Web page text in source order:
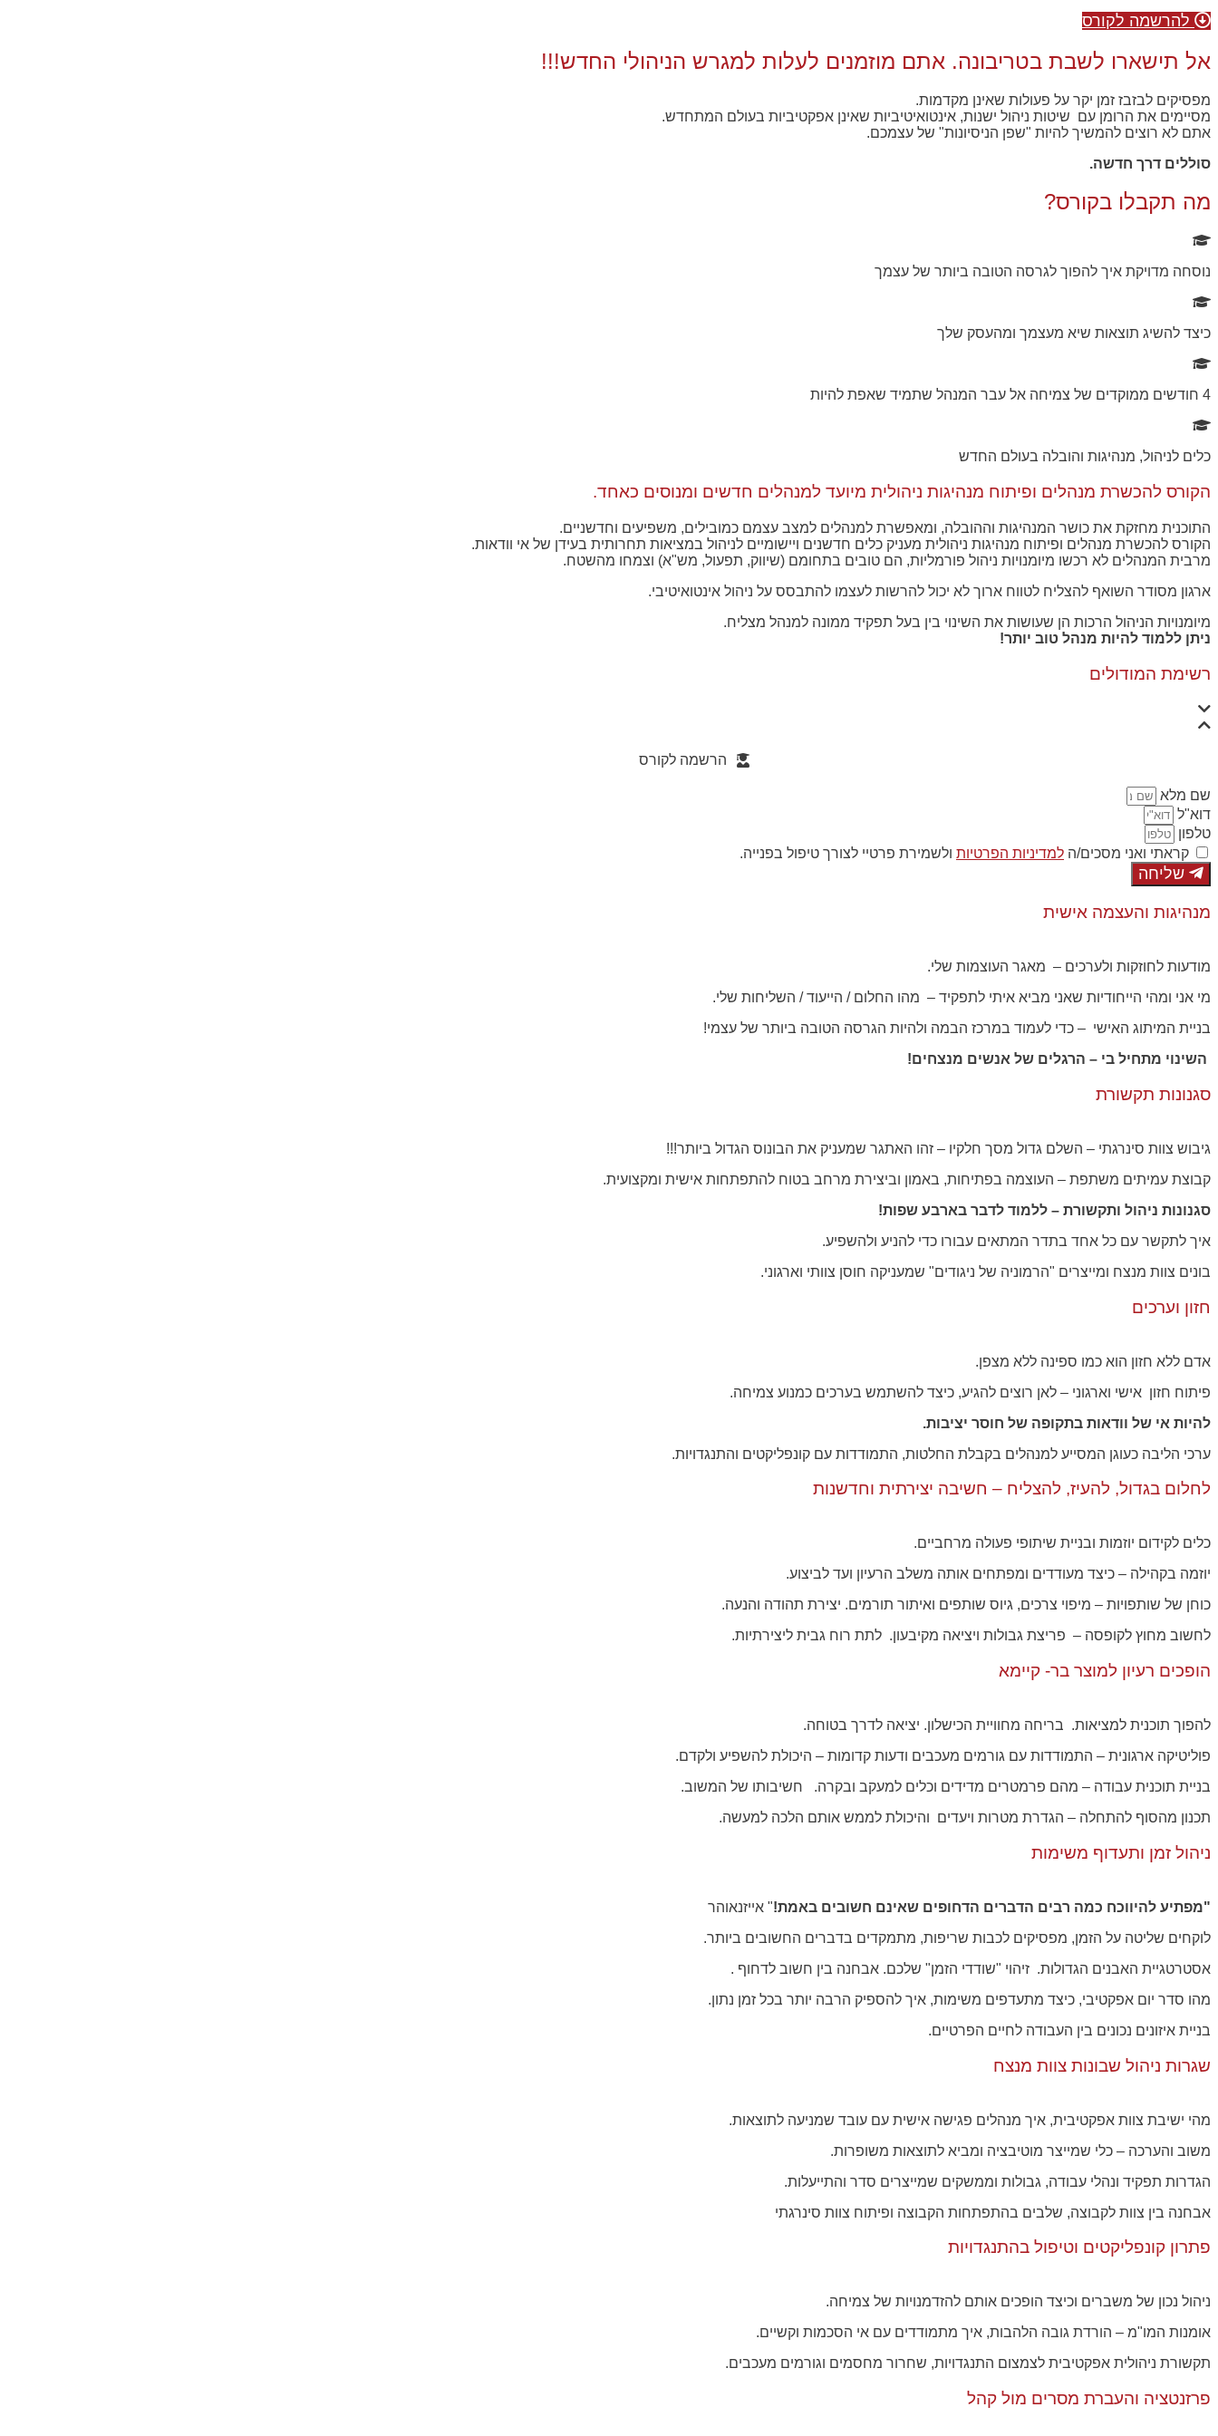
להרשמה לקורס
אל תישארו לשבת בטריבונה. אתם מוזמנים לעלות למגרש הניהולי החדש!!!
מפסיקים לבזבז זמן יקר על פעולות שאינן מקדמות.
מסיימים את הרומן עם שיטות ניהול ישנות, אינטואיטיביות שאינן אפקטיביות בעולם המתחדש.
אתם לא רוצים להמשיך להיות "שפן הניסיונות" של עצמכם.
סוללים דרך חדשה.
מה תקבלו בקורס?
נוסחה מדויקת איך להפוך לגרסה הטובה ביותר של עצמך
כיצד להשיג תוצאות שיא מעצמך ומהעסק שלך
4 חודשים ממוקדים של צמיחה אל עבר המנהל שתמיד שאפת להיות
כלים לניהול, מנהיגות והובלה בעולם החדש
הקורס להכשרת מנהלים ופיתוח מנהיגות ניהולית מיועד למנהלים חדשים ומנוסים כאחד.
התוכנית מחזקת את כושר המנהיגות וההובלה, ומאפשרת למנהלים למצב עצמם כמובילים, משפיעים וחדשניים.
הקורס להכשרת מנהלים ופיתוח מנהיגות ניהולית מעניק כלים חדשנים ויישומיים לניהול במציאות תחרותית בעידן של אי וודאות.
מרבית המנהלים לא רכשו מיומנויות ניהול פורמליות, הם טובים בתחומם (שיווק, תפעול, מש"א) וצמחו מהשטח.
ארגון מסודר השואף להצליח לטווח ארוך לא יכול להרשות לעצמו להתבסס על ניהול אינטואיטיבי.
מיומנויות הניהול הרכות הן שעושות את השינוי בין בעל תפקיד ממונה למנהל מצליח.
ניתן ללמוד להיות מנהל טוב יותר!
רשימת המודולים
הרשמה לקורס
שם מלא
דוא"ל
טלפון
קראתי ואני מסכים/ה למדיניות הפרטיות ולשמירת פרטיי לצורך טיפול בפנייה.
שליחה
מנהיגות והעצמה אישית
מודעות לחוזקות ולערכים – מאגר העוצמות שלי.
מי אני ומהי הייחודיות שאני מביא איתי לתפקיד – מהו החלום / הייעוד / השליחות שלי.
בניית המיתוג האישי – כדי לעמוד במרכז הבמה ולהיות הגרסה הטובה ביותר של עצמי!
השינוי מתחיל בי – הרגלים של אנשים מנצחים!
סגנונות תקשורת
גיבוש צוות סינרגתי – השלם גדול מסך חלקיו – זהו האתגר שמעניק את הבונוס הגדול ביותר!!!
קבוצת עמיתים משתפת – העוצמה בפתיחות, באמון וביצירת מרחב בטוח להתפתחות אישית ומקצועית.
סגנונות ניהול ותקשורת – ללמוד לדבר בארבע שפות!
איך לתקשר עם כל אחד בתדר המתאים עבורו כדי להניע ולהשפיע.
בונים צוות מנצח ומייצרים "הרמוניה של ניגודים" שמעניקה חוסן צוותי וארגוני.
חזון וערכים
אדם ללא חזון הוא כמו ספינה ללא מצפן.
פיתוח חזון אישי וארגוני – לאן רוצים להגיע, כיצד להשתמש בערכים כמנוע צמיחה.
להיות אי של וודאות בתקופה של חוסר יציבות.
ערכי הליבה כעוגן המסייע למנהלים בקבלת החלטות, התמודדות עם קונפליקטים והתנגדויות.
לחלום בגדול, להעיז, להצליח – חשיבה יצירתית וחדשנות
כלים לקידום יוזמות ובניית שיתופי פעולה מרחביים.
יוזמה בקהילה – כיצד מעודדים ומפתחים אותה משלב הרעיון ועד לביצוע.
כוחן של שותפויות – מיפוי צרכים, גיוס שותפים ואיתור תורמים. יצירת תהודה והנעה.
לחשוב מחוץ לקופסה – פריצת גבולות ויציאה מקיבעון. לתת רוח גבית ליצירתיות.
הופכים רעיון למוצר בר- קיימא
להפוך תוכנית למציאות. בריחה מחוויית הכישלון. יציאה לדרך בטוחה.
פוליטיקה ארגונית – התמודדות עם גורמים מעכבים ודעות קדומות – היכולת להשפיע ולקדם.
בניית תוכנית עבודה – מהם פרמטרים מדידים וכלים למעקב ובקרה. חשיבותו של המשוב.
תכנון מהסוף להתחלה – הגדרת מטרות ויעדים והיכולת לממש אותם הלכה למעשה.
ניהול זמן ותעדוף משימות
"מפתיע להיווכח כמה רבים הדברים הדחופים שאינם חשובים באמת!" אייזנאוהר
לוקחים שליטה על הזמן, מפסיקים לכבות שריפות, מתמקדים בדברים החשובים ביותר.
אסטרטגיית האבנים הגדולות. זיהוי "שודדי הזמן" שלכם. אבחנה בין חשוב לדחוף .
מהו סדר יום אפקטיבי, כיצד מתעדפים משימות, איך להספיק הרבה יותר בכל זמן נתון.
בניית איזונים נכונים בין העבודה לחיים הפרטיים.
שגרות ניהול שבונות צוות מנצח
מהי ישיבת צוות אפקטיבית, איך מנהלים פגישה אישית עם עובד שמניעה לתוצאות.
משוב והערכה – כלי שמייצר מוטיבציה ומביא לתוצאות משופרות.
הגדרות תפקיד ונהלי עבודה, גבולות וממשקים שמייצרים סדר והתייעלות.
אבחנה בין צוות לקבוצה, שלבים בהתפתחות הקבוצה ופיתוח צוות סינרגתי
פתרון קונפליקטים וטיפול בהתנגדויות
ניהול נכון של משברים וכיצד הופכים אותם להזדמנויות של צמיחה.
אומנות המו"מ – הורדת גובה הלהבות, איך מתמודדים עם אי הסכמות וקשיים.
תקשורת ניהולית אפקטיבית לצמצום התנגדויות, שחרור מחסמים וגורמים מעכבים.
פרזנטציה והעברת מסרים מול קהל